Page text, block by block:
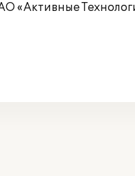
«Активные